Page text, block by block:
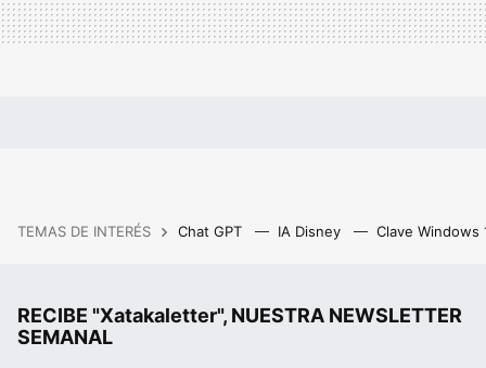
TEMAS DE INTERÉS Chat GPT IA Disney Clave Windows
RECIBE "Xatakaletter", NUESTRA NEWSLETTER
SEMANAL